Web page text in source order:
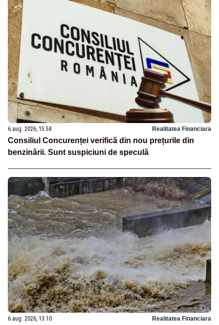
6 aug. 2026, 15:58 Realitatea Financiara
Consiliul Concurenței verifică din nou prețurile din
benzinării. Sunt suspiciuni de speculă
6 aug. 2026, 13:10 Realitatea Financiara